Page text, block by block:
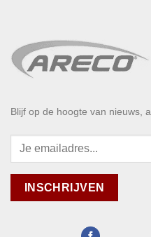
Blijf op de hoogte van nieuws,